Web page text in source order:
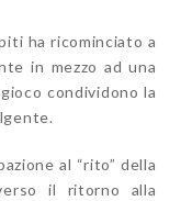
ha ricominciato a
in mezzo ad una
condividono la
al “rito” della
il ritorno alla